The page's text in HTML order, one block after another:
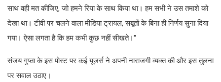
साथ वही मत कीजिए, जो हमने रिया के साथ किया था। हम सभी ने उस तमाशे को
देखा था। टीवी पर चलने वाला मीडिया ट्रायल, सबूतों के बिना ही निर्णय सुना दिया
गया। ऐसा लगता है कि हम कभी कुछ नहीं सीखते।''
संजय गुप्ता के इस पोस्ट पर कई यूजर्स ने अपनी नाराजगी व्यक्त की और इस तुलना
पर सवाल उठाए।